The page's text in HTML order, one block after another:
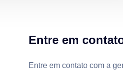
Entre em
Entre em contato com a